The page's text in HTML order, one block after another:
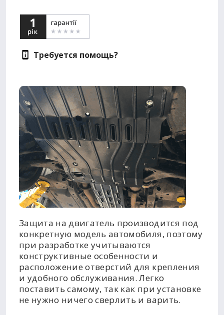
Требуется помощь?
Защита на двигатель производится под
конкретную модель автомобиля, поэтому
при разработке учитываются
конструктивные особенности и
расположение отверстий для крепления
и удобного обслуживания. Легко
поставить самому, так как при установке
не нужно ничего сверлить и варить.